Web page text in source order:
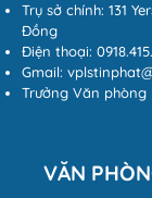
Trụ sở chính: 131
Đồng
Điện thoại:
Gmail:
Trưởng Văn phòng
VĂN